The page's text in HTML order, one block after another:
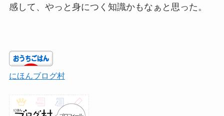
感して、やっと身につく知識かもなぁと思った。
にほんブログ村